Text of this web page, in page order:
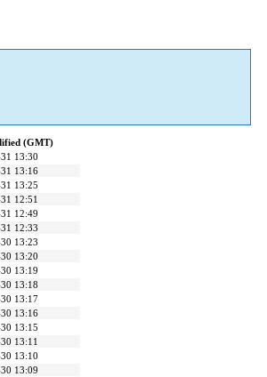
(GMT)
13:30
13:16
13:25
12:51
12:49
12:33
13:23
13:20
13:19
13:18
13:17
13:16
13:15
13:11
13:10
13:09